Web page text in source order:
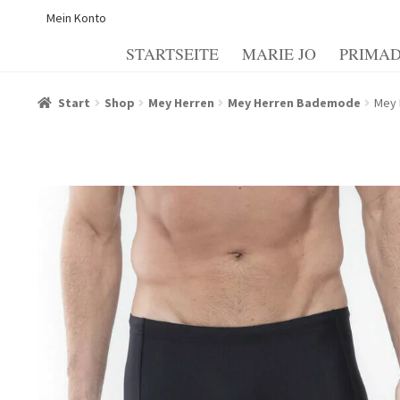
Mein Konto
STARTSEITE MARIE JO
Start Allgemeine GeschäftsbedingungenBeispiel-Seite
Informazioni sui metodi di spedizione e di pagamento
My account Politica dei cookie Politica e modulo di
Termini e condizioni generali Warenkorb Warenkorb
Start Shop Mey Herren Mey Herren Bademode Mey